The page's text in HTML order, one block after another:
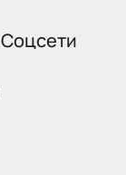
Соцсети